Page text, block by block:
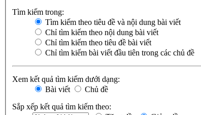
Tìm kiếm trong:
Tìm kiếm theo tiêu đề và nội dung bài viết
Chỉ tìm kiếm theo nội dung bài viết
Chỉ tìm kiếm theo tiêu đề bài viết
Chỉ tìm kiếm bài viết đầu tiên trong các chủ đề
Xem kết quả tìm kiếm dưới dạng:
Bài viết
Chủ đề
Sắp xếp kết quả tìm kiếm theo: